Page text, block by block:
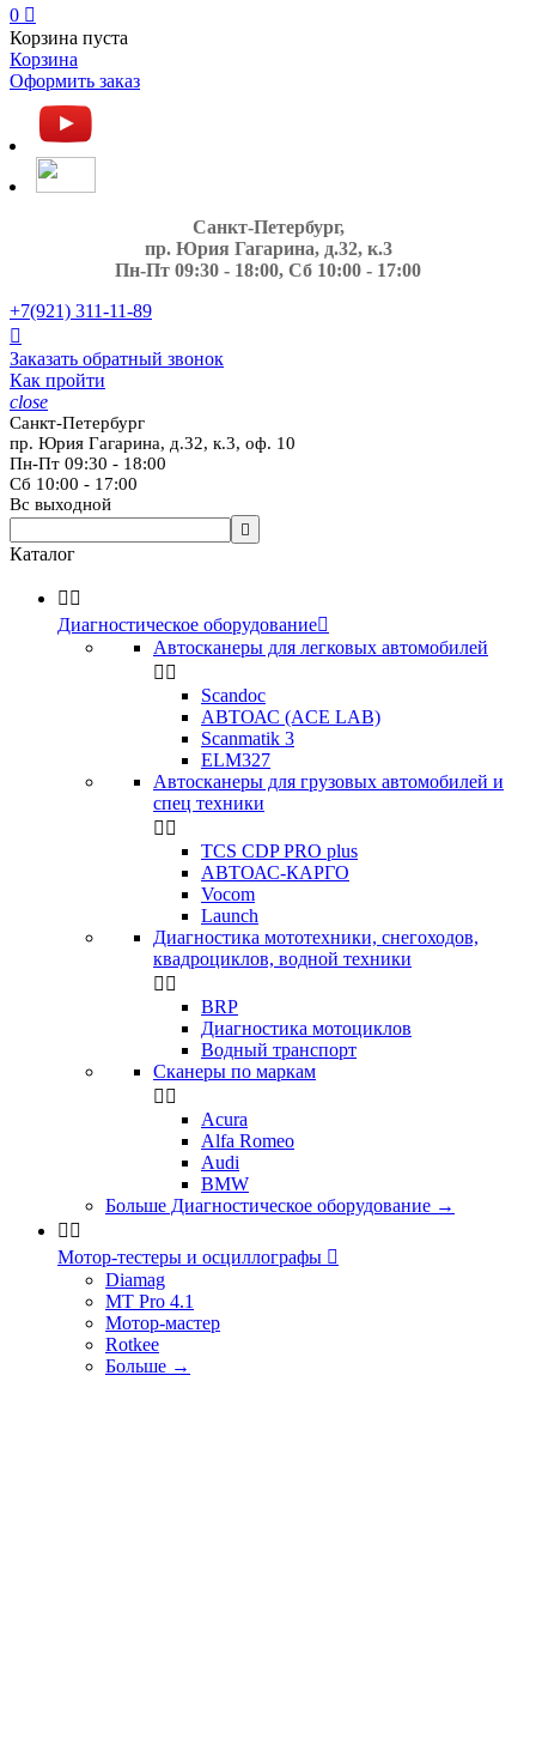
0 
Корзина пуста
Корзина
Оформить заказ
Санкт-Петербург,
пр. Юрия Гагарина, д.32, к.3
Пн-Пт 09:30 - 18:00, Сб 10:00 - 17:00
+7(921) 311-11-89

Заказать обратный звонок
Как пройти
close
Санкт-Петербург
пр. Юрия Гагарина, д.32, к.3, оф. 10
Пн-Пт 09:30 - 18:00
Сб 10:00 - 17:00
Вс выходной

Каталог
 
Диагностическое оборудование
Автосканеры для легковых автомобилей
 
Scandoc
АВТОАС (ACE LAB)
Scanmatik 3
ELM327
Автосканеры для грузовых автомобилей и
спец техники
 
TCS CDP PRO plus
АВТОАС-КАРГО
Vocom
Launch
Диагностика мототехники, снегоходов,
квадроциклов, водной техники
 
BRP
Диагностика мотоциклов
Водный транспорт
Сканеры по маркам
 
Acura
Alfa Romeo
Audi
BMW
Больше Диагностическое оборудование →
 
Мотор-тестеры и осциллографы 
Diamag
MT Pro 4.1
Мотор-мастер
Rotkee
Больше →